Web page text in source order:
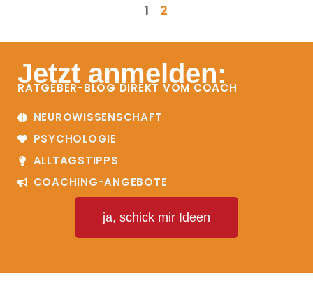
1 2
Jetzt anmelden:
RATGEBER-BLOG DIREKT VOM COACH
NEUROWISSENSCHAFT
PSYCHOLOGIE
ALLTAGSTIPPS
COACHING-ANGEBOTE
ja, schick mir Ideen